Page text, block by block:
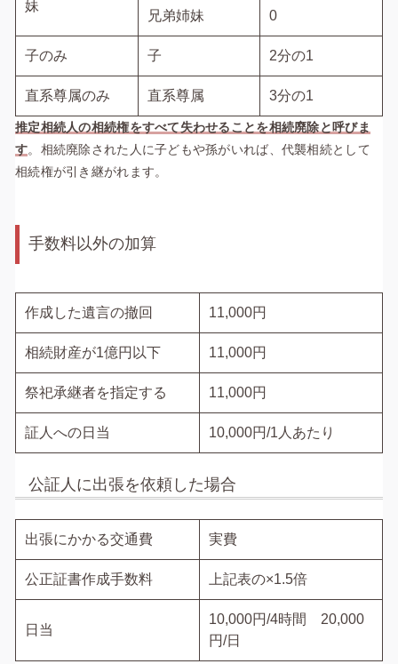
妹
兄弟姉妹 0
子のみ 子 2分の1
直系尊属のみ 直系尊属 3分の1
推定相続人の相続権をすべて失わせることを相続廃除と呼びま
す。 相続廃除された人に子どもや孫がいれば、代襲相続として
相続権が引き継がれます。
手数料以外の加算
作成した遺言の撤回 11,000円
相続財産が1億円以下 11,000円
祭祀承継者を指定する 11,000円
証人への日当 10,000円/1人あたり
公証人に出張を依頼した場合
出張にかかる交通費 実費
公正証書作成手数料 上記表の×1.5倍
日当
10,000円/4時間 20,000
円/日